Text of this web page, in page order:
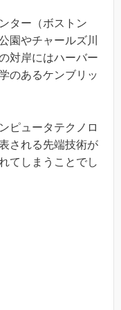
ター（ボストン
園やチャールズ川
対岸にはハーバー
のあるケンブリッ
ピュータテクノロ
される先端技術が
てしまうことでし